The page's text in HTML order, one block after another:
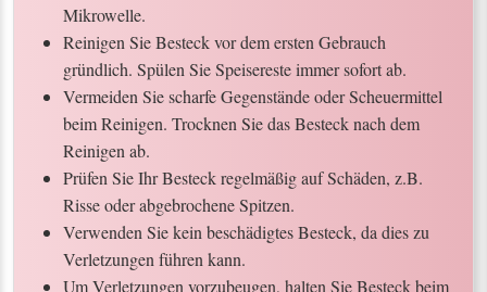
Mikrowelle.
Reinigen Sie Besteck vor dem ersten Gebrauch
gründlich. Spülen Sie Speisereste immer sofort ab.
Vermeiden Sie scharfe Gegenstände oder Scheuermittel
beim Reinigen. Trocknen Sie das Besteck nach dem
Reinigen ab.
Prüfen Sie Ihr Besteck regelmäßig auf Schäden, z.B.
Risse oder abgebrochene Spitzen.
Verwenden Sie kein beschädigtes Besteck, da dies zu
Verletzungen führen kann.
Um Verletzungen vorzubeugen, halten Sie Besteck beim